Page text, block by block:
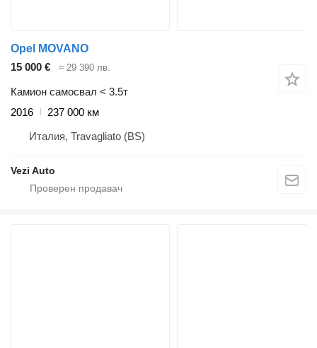
Opel MOVANO
15 000 €
≈ 29 390 лв.
Камион самосвал < 3.5т
2016
237 000 км
Италия, Travagliato (BS)
Vezi Auto